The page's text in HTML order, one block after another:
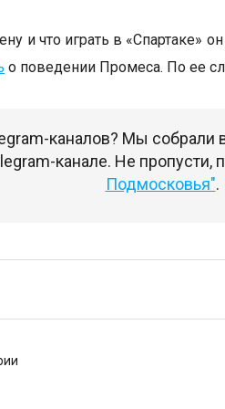
и что играть в «Спартаке»
о поведении Промеса. По ее
каналов? Мы
канале. Не
Подмосковья".